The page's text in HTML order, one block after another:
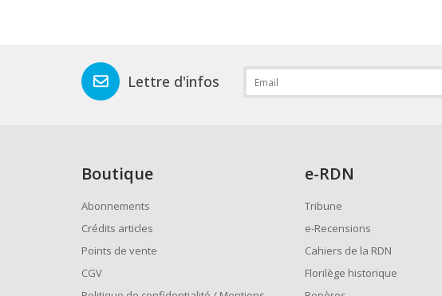
Lettre d'infos
Boutique
Abonnements
Crédits articles
Points de vente
CGV
e-RDN
Tribune
e-Recensions
Cahiers de la RDN
Florilège historique